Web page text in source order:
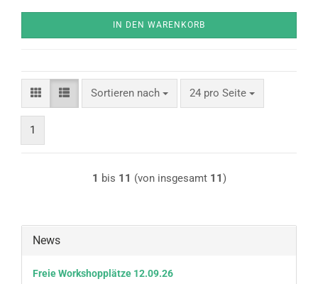
IN DEN WARENKORB
Sortieren nach
Sortieren nach 24 pro Seite
pro Seite
1
1 bis 11 (von insgesamt 11)
News
Freie Workshopplätze 12.09.26